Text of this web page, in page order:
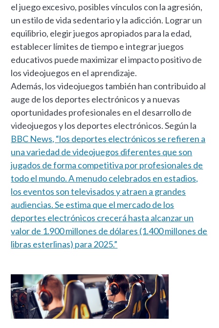
el juego excesivo, posibles vínculos con la agresión,
un estilo de vida sedentario y la adicción. Lograr un
equilibrio, elegir juegos apropiados para la edad,
establecer límites de tiempo e integrar juegos
educativos puede maximizar el impacto positivo de
los videojuegos en el aprendizaje.
Además, los videojuegos también han contribuido al
auge de los deportes electrónicos y a nuevas
oportunidades profesionales en el desarrollo de
videojuegos y los deportes electrónicos. Según la
BBC News, “los deportes electrónicos se refieren a
una variedad de videojuegos diferentes que son
jugados de forma competitiva por profesionales de
todo el mundo. A menudo celebrados en estadios,
los eventos son televisados y atraen a grandes
audiencias. Se estima que el mercado de los
deportes electrónicos crecerá hasta alcanzar un
valor de 1.900 millones de dólares (1.400 millones de
libras esterlinas) para 2025.”